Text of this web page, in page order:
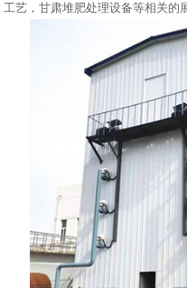
工艺，甘肃堆肥处理设备等相关的